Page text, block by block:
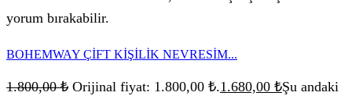
yorum bırakabilir.
BOHEMWAY ÇİFT KİŞİLİK NEVRESİM...
1.800,00₺ Orijinal fiyat: 1.800,00 ₺.1.680,00 ₺Şu andaki